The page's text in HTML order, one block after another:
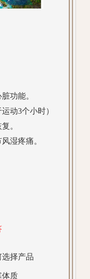
功能。
动3个小时）
。
湿疼痛。
择产品
体质